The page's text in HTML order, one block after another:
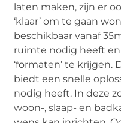
laten maken, zijn er
‘klaar’ om te gaan
beschikbaar vanaf
ruimte nodig heeft
‘formaten’ te krijgen.
biedt een snelle
nodig heeft. In deze
woon-, slaap- en